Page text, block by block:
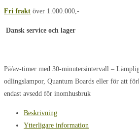
Fri frakt över 1.000.000,-
Dansk service och lager
På/av-timer med 30-minutersintervall –
odlingslampor, Quantum Boards eller för att
endast avsedd för inomhusbruk
Beskrivning
Ytterligare information